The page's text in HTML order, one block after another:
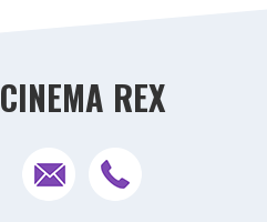
CINEMA REX